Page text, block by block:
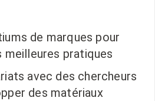
de marques pour
meilleures pratiques
avec des chercheurs
des matériaux